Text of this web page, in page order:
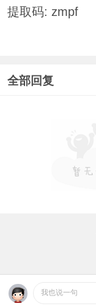
提取码: zmpf
全部回复
我也说一句